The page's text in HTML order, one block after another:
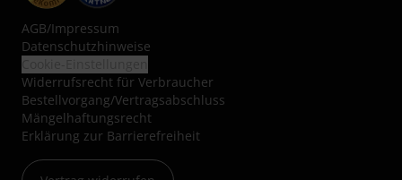
AGB/Impressum
Datenschutzhinweise
Widerrufsrecht für Verbraucher
Bestellvorgang/Vertragsabschluss
Mängelhaftungsrecht
Erklärung zur Barrierefreiheit